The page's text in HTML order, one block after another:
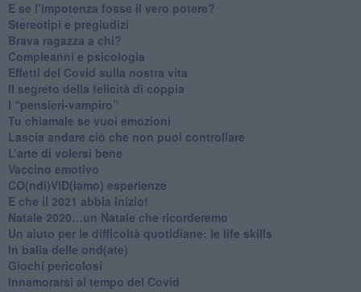
​E se l’impotenza fosse il vero potere?
Stereotipi e pregiudizi
​Brava ragazza a chi?
​Compleanni e psicologia
Effetti del Covid sulla nostra vita
Il segreto della felicità di coppia
​I “pensieri-vampiro”
​Tu chiamale se vuoi emozioni
​Lascia andare ciò che non puoi controllare
L’arte di volersi bene
​Vaccino emotivo
CO(ndi)VID(iamo) esperienze
​E che il 2021 abbia inizio!
​Natale 2020…un Natale che ricorderemo
Un aiuto per le difficoltà quotidiane: le life skills
​In balia delle ond(ate)
Giochi pericolosi
Innamorarsi al tempo del Covid